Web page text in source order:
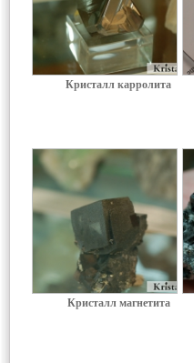
Кристалл карролита
Кристалл магнетита